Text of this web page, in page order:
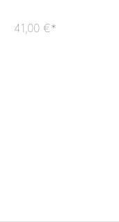
41,00 €*